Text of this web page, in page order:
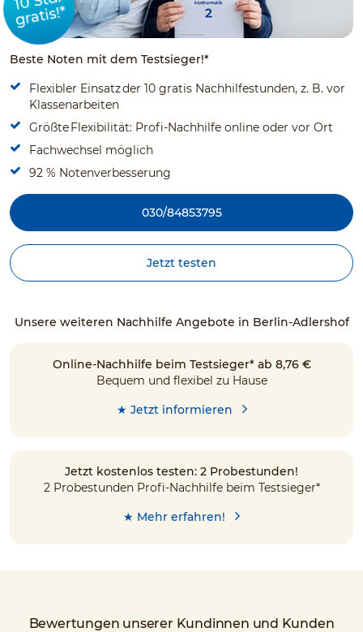
gratis!*
Beste Noten mit dem Testsieger!*
Flexibler Einsatz der 10 gratis Nachhilfestunden, z. B. vor
Klassenarbeiten
Größte Flexibilität: Profi-Nachhilfe online oder vor Ort
Fachwechsel möglich
92 % Notenverbesserung
030/84853795
Jetzt testen
Unsere weiteren Nachhilfe Angebote in Berlin-Adlershof
Online-Nachhilfe beim Testsieger* ab 8,76 €
Bequem und flexibel zu Hause
★ Jetzt informieren
Jetzt kostenlos testen: 2 Probestunden!
2 Probestunden Profi-Nachhilfe beim Testsieger*
★ Mehr erfahren!
Bewertungen unserer Kundinnen und Kunden